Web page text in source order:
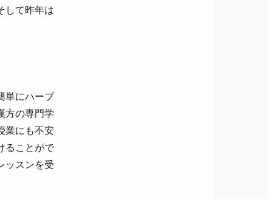
して昨年は
単にハーブ
方の専門学
業にも不安
ることがで
ッスンを受